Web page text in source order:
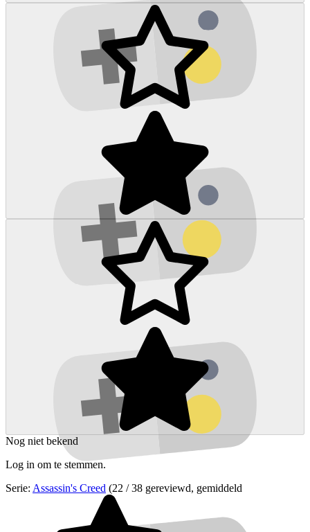
Nog niet bekend
Log in om te stemmen.
Serie: Assassin's Creed (22 / 38 gereviewd, gemiddeld